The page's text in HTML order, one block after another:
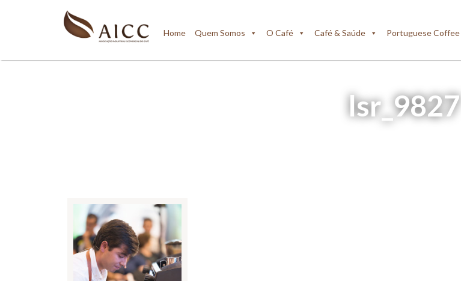
Home Quem Somos O Café Café & Saúde Portuguese Coffee
lsr_9827